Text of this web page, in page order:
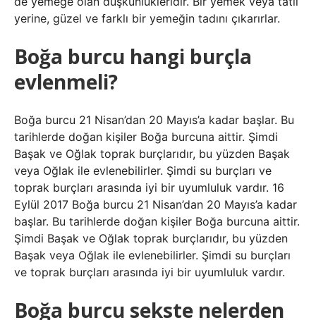
yerine, güzel ve farklı bir yemeğin tadını çıkarırlar.
Boğa burcu hangi burçla
evlenmeli?
Boğa burcu 21 Nisan’dan 20 Mayıs’a kadar başlar. Bu
tarihlerde doğan kişiler Boğa burcuna aittir. Şimdi
Başak ve Oğlak toprak burçlarıdır, bu yüzden Başak
veya Oğlak ile evlenebilirler. Şimdi su burçları ve
toprak burçları arasında iyi bir uyumluluk vardır. 16
Eylül 2017 Boğa burcu 21 Nisan’dan 20 Mayıs’a kadar
başlar. Bu tarihlerde doğan kişiler Boğa burcuna aittir.
Şimdi Başak ve Oğlak toprak burçlarıdır, bu yüzden
Başak veya Oğlak ile evlenebilirler. Şimdi su burçları
ve toprak burçları arasında iyi bir uyumluluk vardır.
Boğa burcu sekste nelerden